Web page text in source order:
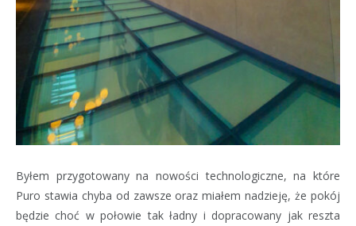
Byłem przygotowany na nowości technologiczne, na które
Puro stawia chyba od zawsze oraz miałem nadzieję, że pokój
będzie choć w połowie tak ładny i dopracowany jak reszta